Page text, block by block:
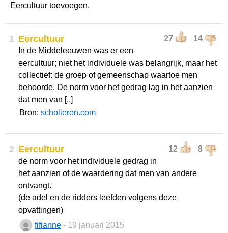
Eercultuur toevoegen.
1 27 14
Eercultuur
In de Middeleeuwen was er een
eercultuur; niet het individuele was belangrijk, maar het
collectief: de groep of gemeenschap waartoe men
behoorde. De norm voor het gedrag lag in het aanzien
dat men van [..]
Bron: scholieren.com
2 12 8
Eercultuur
de norm voor het individuele gedrag in
het aanzien of de waardering dat men van andere
ontvangt.
(de adel en de ridders leefden volgens deze
opvattingen)
fifianne - 19 januari 2015